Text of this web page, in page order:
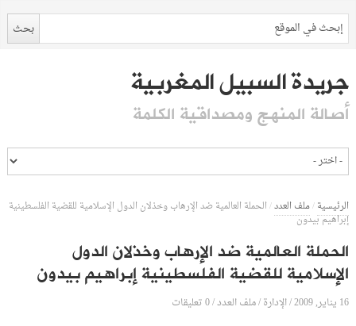
جريدة السبيل المغربية
أصالة المنهج ومصداقية الكلمة
الرئيسية/ملف العدد/الحملة العالمية ضد الإرهاب وخذلان الدول الإسلامية للقضية الفلسطينية
إبراهيم بيدون
الحملة العالمية ضد الإرهاب وخذلان الدول
الإسلامية للقضية الفلسطينية إبراهيم بيدون
16 يناير, 2009 /الإدارة/ملف العدد/0 تعليقات